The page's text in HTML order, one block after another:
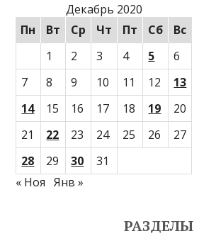
Декабрь 2020
Пн
Вт Ср Чт Пт Сб
Вс
1
2 3 4 5
6
7
8 9 10 11 12
13
14
15 16 17 18 19
20
21
22 23 24 25 26
27
28
29 30
31
« Ноя
Янв »
РАЗДЕЛЫ